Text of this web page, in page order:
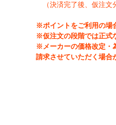
（決済完了後、仮注文
※ポイントをご利用の場
※仮注文の段階では正式
※メーカーの価格改定・
請求させていただく場合